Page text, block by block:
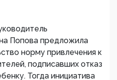
Попова предложила
норму привлечения к
подписавших отказ
Тогда инициатива